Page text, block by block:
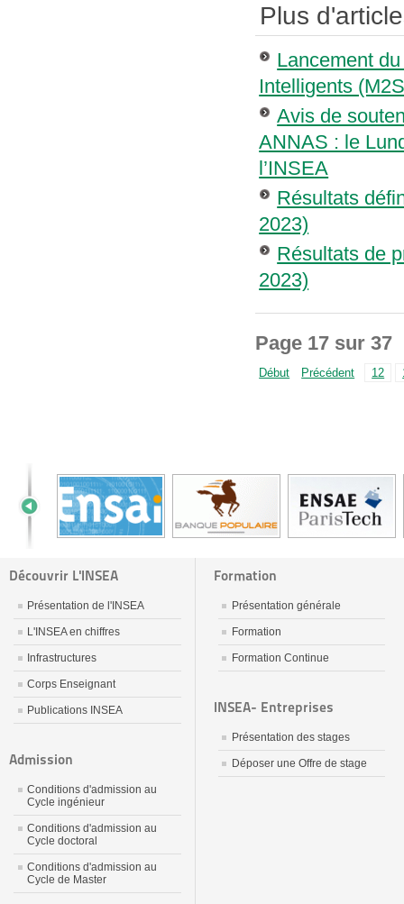
Plus
Lancement
Intelligents
Avis de
ANNAS : le
l’INSEA
Résultats
2023)
Résultats de
2023)
Page 17 sur 37
Début Précédent 12
Découvrir L'INSEA
Présentation de l'INSEA
L'INSEA en chiffres
Infrastructures
Corps Enseignant
Publications INSEA
Admission
Conditions d'admission au
Cycle ingénieur
Conditions d'admission au
Cycle doctoral
Conditions d'admission au
Cycle de Master
Formation
Présentation générale
Formation
Formation Continue
INSEA- Entreprises
Présentation des stages
Déposer une Offre de stage